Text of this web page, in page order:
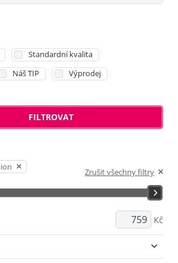
Kč
Standardní kvalita
Náš TIP
Výprodej
FILTROVAT
Zrušit všechny filtry